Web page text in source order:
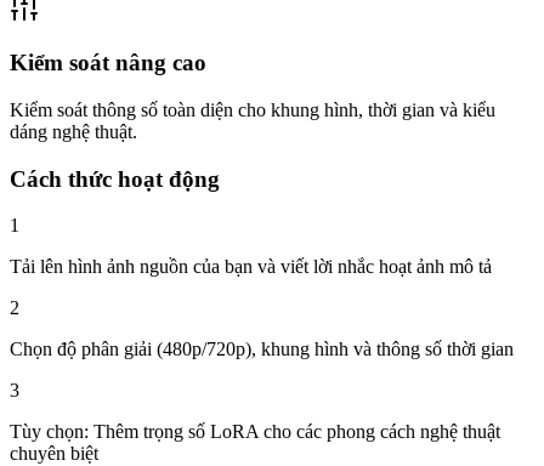
Kiểm soát nâng cao
Kiểm soát thông số toàn diện cho khung hình, thời gian và kiểu
dáng nghệ thuật.
Cách thức hoạt động
1
Tải lên hình ảnh nguồn của bạn và viết lời nhắc hoạt ảnh mô tả
2
Chọn độ phân giải (480p/720p), khung hình và thông số thời gian
3
Tùy chọn: Thêm trọng số LoRA cho các phong cách nghệ thuật
chuyên biệt